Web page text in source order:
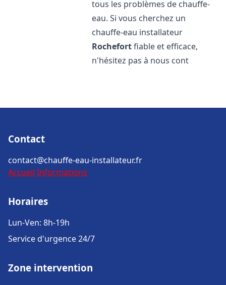
tous les problèmes de chauffe-
eau. Si vous cherchez un
chauffe-eau installateur
Rochefortfiable et efficace,
n'hésitez pas à nous cont
Contact
contact@chauffe-eau-installateur.fr
Accueil Informations
Horaires
Lun-Ven: 8h-19h
Service d'urgence 24/7
Zone intervention